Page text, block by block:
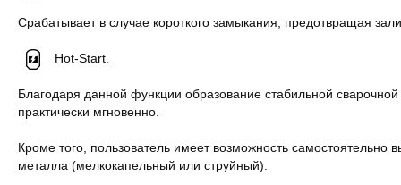
Срабатывает в случае короткого замыкания, предотвращая
Hot-Start.
Благодаря данной функции образование стабильной сварочной
практически мгновенно.
Кроме того, пользователь имеет возможность самостоятельно
металла (мелкокапельный или струйный).